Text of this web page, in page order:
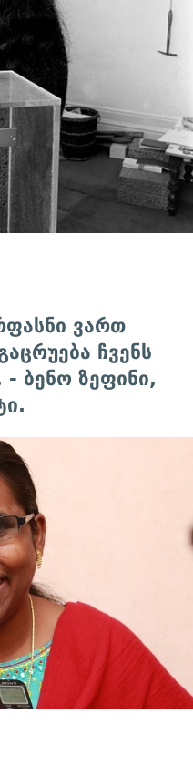
ვართ
ჩვენს
- ბენო ზეფინი,